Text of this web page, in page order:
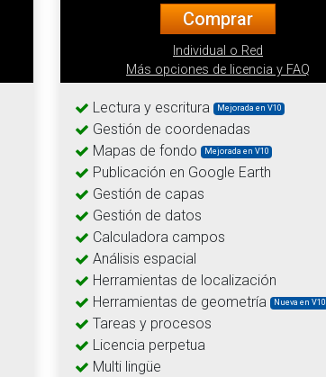
Comprar
Individual o Red
Más opciones de licencia y FAQ
Lectura y escritura Mejorada en V10
Gestión de coordenadas
Mapas de fondo
Mejorada en V10
Publicación en Google Earth
Gestión de capas
Gestión de datos
Calculadora campos
Análisis espacial
Herramientas de localización
Herramientas de geometría
Nueva en V10
Tareas y procesos
Licencia perpetua
Multi lingüe